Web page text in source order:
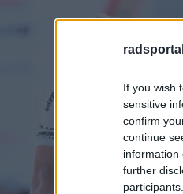
If you wish
sensitive
confirm
continue
information
further